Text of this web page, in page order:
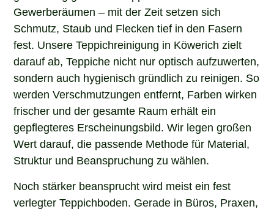
Gewerberäumen – mit der Zeit setzen sich
Schmutz, Staub und Flecken tief in den Fasern
fest. Unsere Teppichreinigung in Köwerich zielt
darauf ab, Teppiche nicht nur optisch aufzuwerten,
sondern auch hygienisch gründlich zu reinigen. So
werden Verschmutzungen entfernt, Farben wirken
frischer und der gesamte Raum erhält ein
gepflegteres Erscheinungsbild. Wir legen großen
Wert darauf, die passende Methode für Material,
Struktur und Beanspruchung zu wählen.
Noch stärker beansprucht wird meist ein fest
verlegter Teppichboden. Gerade in Büros, Praxen,